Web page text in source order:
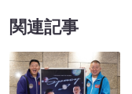
関連記事